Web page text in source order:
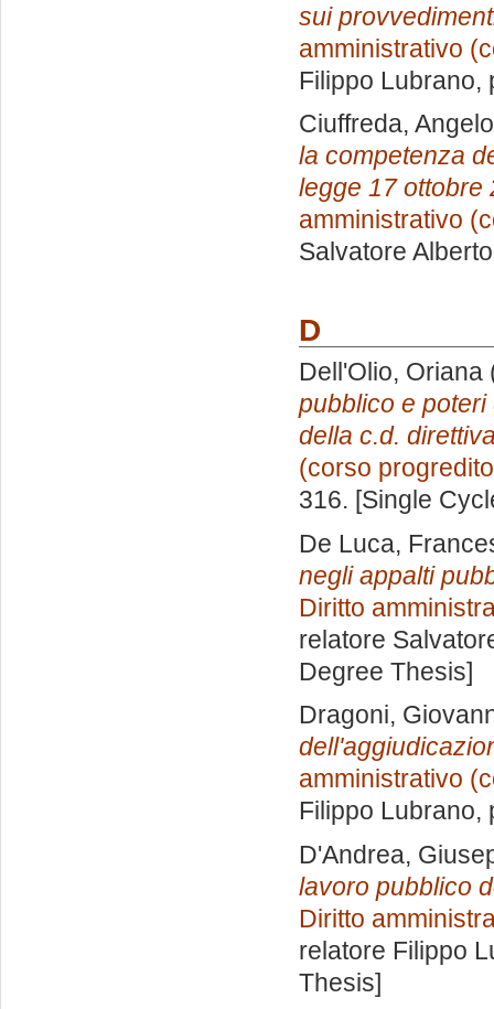
sui
amministrativo
Filippo Lubrano,
Ciuffreda, Angelo
la competenza
legge 17 ottobre
amministrativo
Salvatore
D
Dell'Olio, Oriana
pubblico e
della c.d.
(corso
316. [Single
De Luca,
negli appalti
Diritto
relatore
Degree Thesis]
Dragoni,
amministrativo
Filippo Lubrano,
D'Andrea,
lavoro pubblico
Diritto
relatore Filippo
Thesis]